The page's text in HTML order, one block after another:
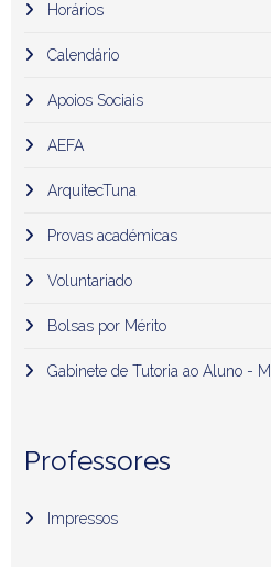
Horários
Calendário
Apoios Sociais
AEFA
ArquitecTuna
Provas académicas
Voluntariado
Bolsas por Mérito
Gabinete de Tutoria ao Aluno - M
Professores
Impressos